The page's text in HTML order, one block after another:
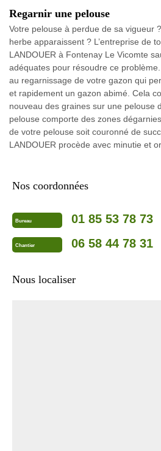
Regarnir une pelouse
Votre pelouse à perdue de sa vigueur
herbe apparaissent ? L’entreprise de
LANDOUER à Fontenay Le Vicomte
adéquates pour résoudre ce
au regarnissage de votre gazon qui
et rapidement un gazon abimé. Cela
nouveau des graines sur une pelouse
pelouse comporte des zones
de votre pelouse soit couronné de
LANDOUER procède avec minutie et
Nos coordonnées
Bureau 01 85 53 78 73
Chantier 06 58 44 78 31
Nous localiser